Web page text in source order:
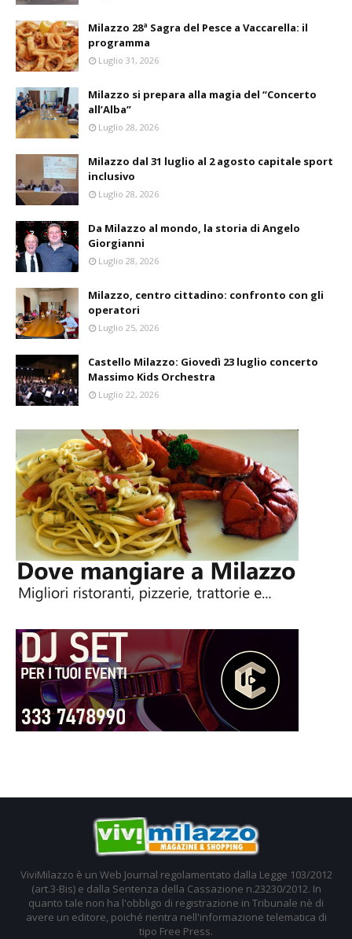
Milazzo 28ª Sagra del Pesce a Vaccarella: il
programma
Luglio 31, 2026
Milazzo si prepara alla magia del “Concerto
all’Alba”
Luglio 28, 2026
Milazzo dal 31 luglio al 2 agosto capitale sport
inclusivo
Luglio 28, 2026
Da Milazzo al mondo, la storia di Angelo
Giorgianni
Luglio 28, 2026
Milazzo, centro cittadino: confronto con gli
operatori
Luglio 25, 2026
Castello Milazzo: Giovedì 23 luglio concerto
Massimo Kids Orchestra
Luglio 22, 2026
ViviMilazzo è un Web Journal regolamentato dalla Legge 103/2012
(art.3-Bis) e dalla Sentenza della Cassazione n.23230/2012. In
quanto tale non ha l'obbligo di registrazione in Tribunale nè di
avere un editore, poiché rientra nell'informazione telematica di
tipo Free Press.